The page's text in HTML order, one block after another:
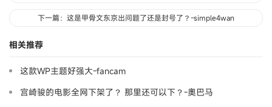
下一篇：这是甲骨文东京出问题了还是封号了？-simple4wan
相关推荐
这款WP主题好强大-fancam
宫崎骏的电影全网下架了？ 那里还可以下？-奧巴马